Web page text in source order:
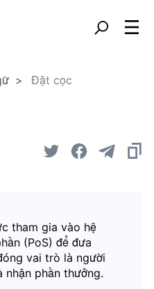
Đặt cọc
tham gia vào hệ
(PoS) để đưa
vai trò là người
nhận phần thưởng.